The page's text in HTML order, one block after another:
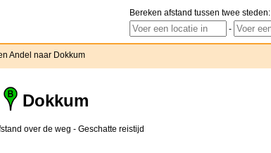
Bereken afstand tussen twee steden:
-
Andel naar Dokkum
Dokkum
over de weg - Geschatte reistijd